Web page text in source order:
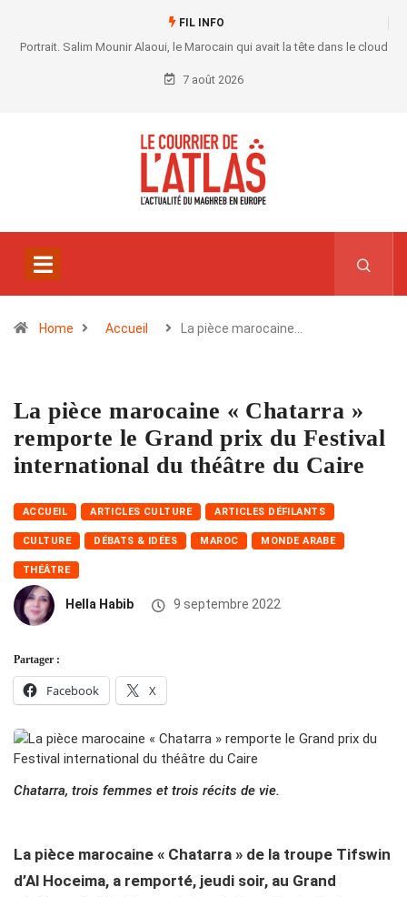
FIL INFO
Portrait. Salim Mounir Alaoui, le Marocain qui avait la tête dans le cloud
7 août 2026
Home Accueil La pièce marocaine…
La pièce marocaine « Chatarra »
remporte le Grand prix du Festival
international du théâtre du Caire
ACCUEIL ARTICLES CULTURE ARTICLES DÉFILANTS
CULTURE DÉBATS & IDÉES MAROC MONDE ARABE
THÉÂTRE
Hella Habib 9 septembre 2022
Partager :
Facebook X
Chatarra, trois femmes et trois récits de vie.
La pièce marocaine « Chatarra » de la troupe Tifswin
d’Al Hoceima, a remporté, jeudi soir, au Grand